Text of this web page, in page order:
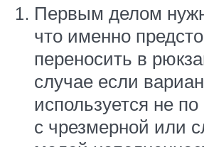
Первым делом
что именно
переносить в
случае если
используется не
с чрезмерной или